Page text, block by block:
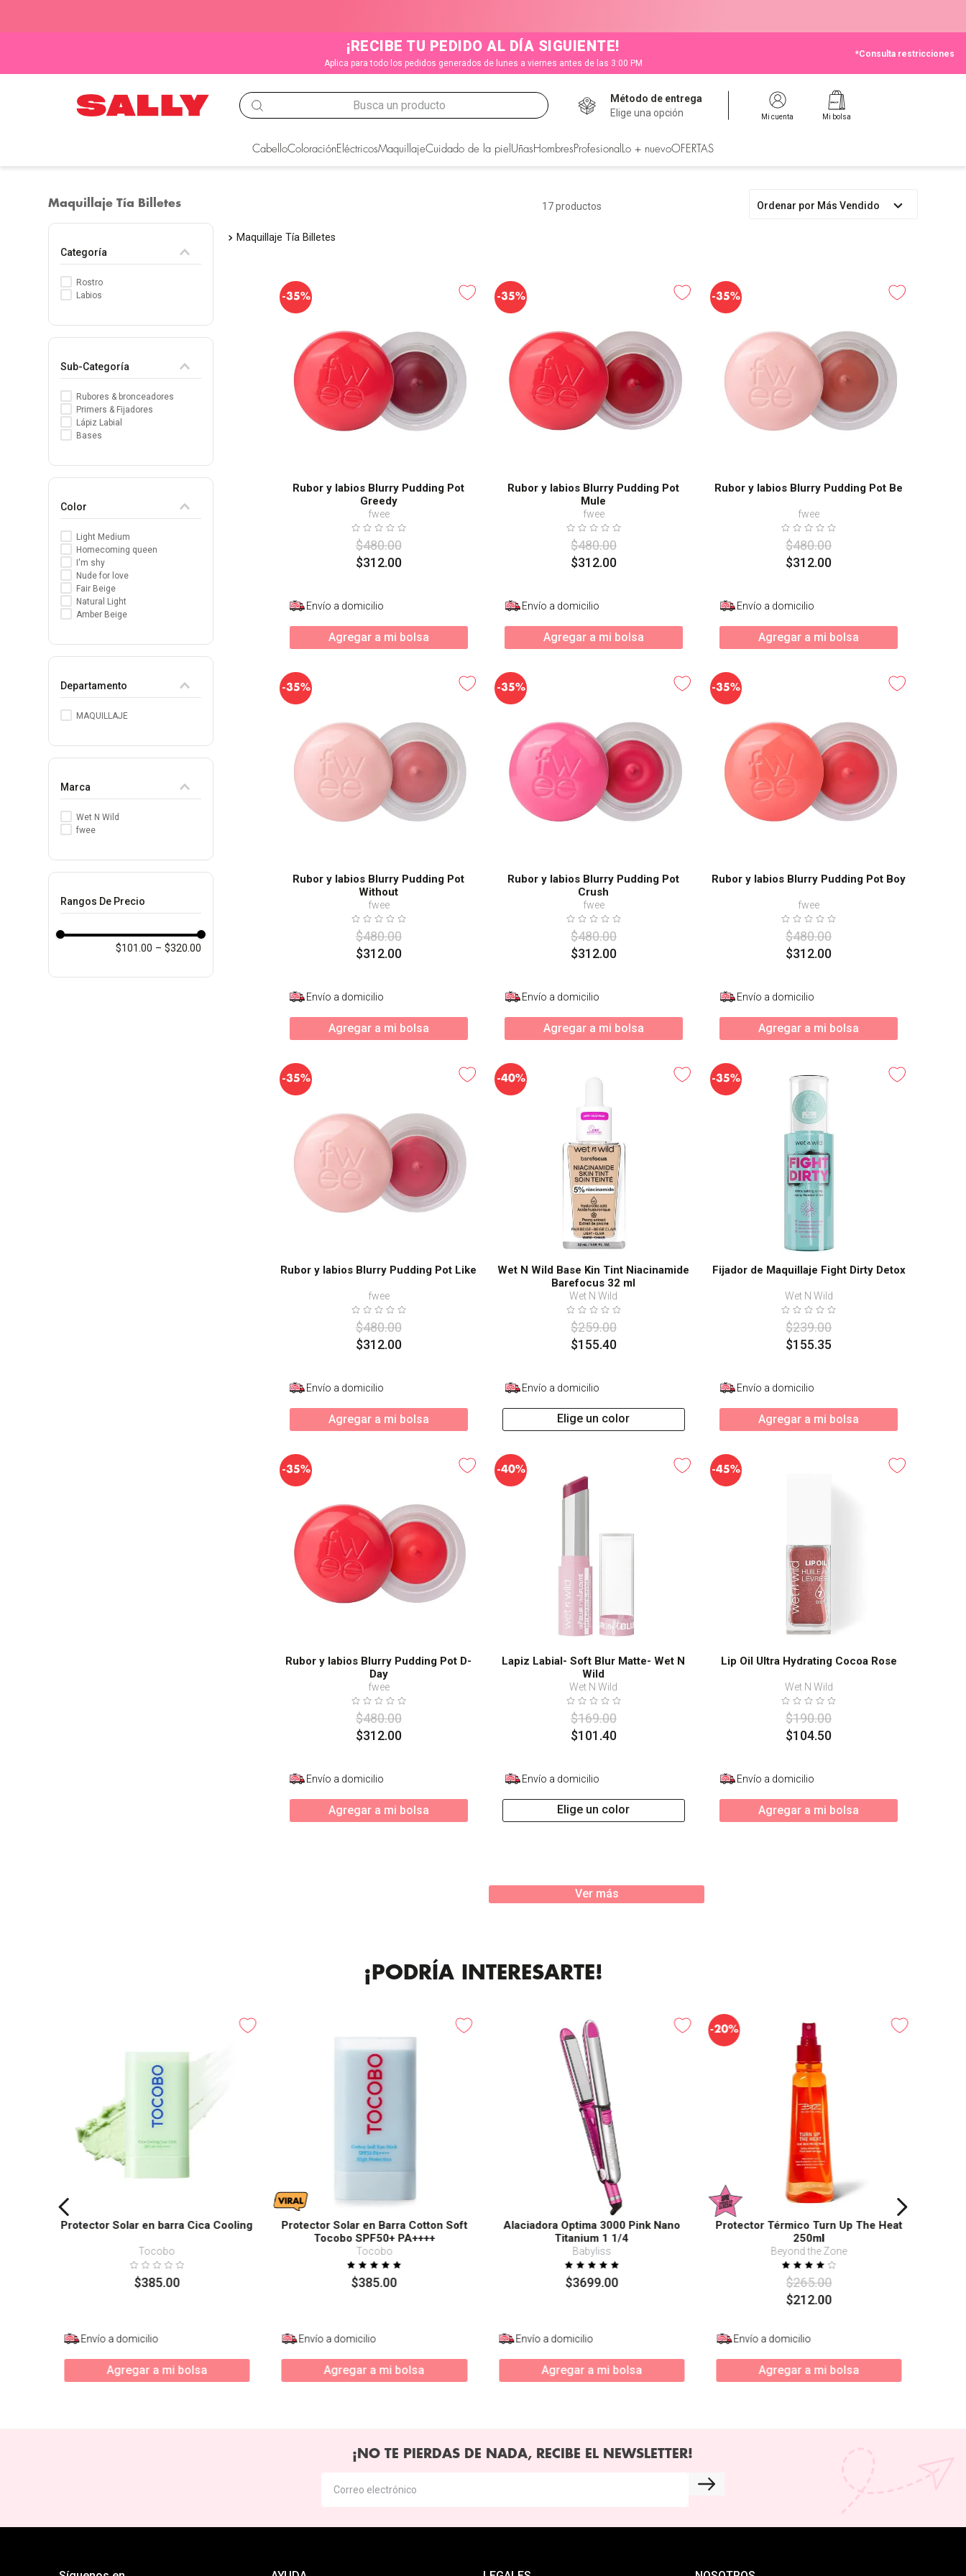
¡RECIBE TU PEDIDO AL DÍA SIGUIENTE!
Aplica para todo los pedidos generados de lunes a viernes antes de las 3:00 PM
*Consulta restricciones
Busca un producto
Método de entrega
Elige una opción
Mi cuenta Mi bolsa
CabelloColoraciónEléctricosMaquillajeCuidado de la piel Uñas Hombres Profesional Lo + nuevoOFERTAS
Maquillaje Tía Billetes
Categoría
Rostro
Labios
Sub-Categoría
Rubores & bronceadores
Primers & Fijadores
Lápiz Labial
Bases
Color
Light Medium
Homecoming queen
I'm shy
Nude for love
Fair Beige
Natural Light
Amber Beige
Departamento
MAQUILLAJE
Marca
Wet N Wild
fwee
Rangos De Precio
$101.00 – $320.00
17productos Ordenar por Más Vendido
Maquillaje Tía Billetes
-35%
Rubor y labios Blurry Pudding Pot
Greedy
fwee
$480.00
$312.00
Envío a domicilio
Agregar a mi bolsa
-35%
Rubor y labios Blurry Pudding Pot
Mule
fwee
$480.00
$312.00
Envío a domicilio
Agregar a mi bolsa
-35%
Rubor y labios Blurry Pudding Pot Be
fwee
$480.00
$312.00
Envío a domicilio
Agregar a mi bolsa
-35%
Rubor y labios Blurry Pudding Pot
Without
fwee
$480.00
$312.00
Envío a domicilio
Agregar a mi bolsa
-35%
Rubor y labios Blurry Pudding Pot
Crush
fwee
$480.00
$312.00
Envío a domicilio
Agregar a mi bolsa
-35%
Rubor y labios Blurry Pudding Pot Boy
fwee
$480.00
$312.00
Envío a domicilio
Agregar a mi bolsa
-35%
Rubor y labios Blurry Pudding Pot Like
fwee
$480.00
$312.00
Envío a domicilio
Agregar a mi bolsa
-40%
Wet N Wild Base Kin Tint Niacinamide
Barefocus 32 ml
Wet N Wild
$259.00
$155.40
Envío a domicilio
Elige un color
-35%
Fijador de Maquillaje Fight Dirty Detox
Wet N Wild
$239.00
$155.35
Envío a domicilio
Agregar a mi bolsa
-35%
Rubor y labios Blurry Pudding Pot D-
Day
fwee
$480.00
$312.00
Envío a domicilio
Agregar a mi bolsa
-40%
Lapiz Labial- Soft Blur Matte- Wet N
Wild
Wet N Wild
$169.00
$101.40
Envío a domicilio
Elige un color
-45%
Lip Oil Ultra Hydrating Cocoa Rose
Wet N Wild
$190.00
$104.50
Envío a domicilio
Agregar a mi bolsa
Ver más
¡PODRÍA INTERESARTE!
Protector Solar en barra Cica Cooling
Tocobo
$385.00
Envío a domicilio
Agregar a mi bolsa
Protector Solar en Barra Cotton Soft
Tocobo SPF50+ PA++++
Tocobo
$385.00
Envío a domicilio
Agregar a mi bolsa
Alaciadora Optima 3000 Pink Nano
Titanium 1 1/4
Babyliss
$3699.00
Envío a domicilio
Agregar a mi bolsa
-20%
Protector Térmico Turn Up The Heat
250ml
Beyond the Zone
$265.00
$212.00
Envío a domicilio
Agregar a mi bolsa
¡NO TE PIERDAS DE NADA, RECIBE EL NEWSLETTER!
TÉRMINOS MÁS BUSCADOS
ion
manic panic
protectores termicos